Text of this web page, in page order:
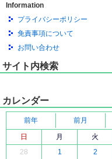
Information
プライバシーポリシー
免責事項について
お問い合わせ
サイト内検索
カレンダー
前年 前月
日
月 火
28
1 2